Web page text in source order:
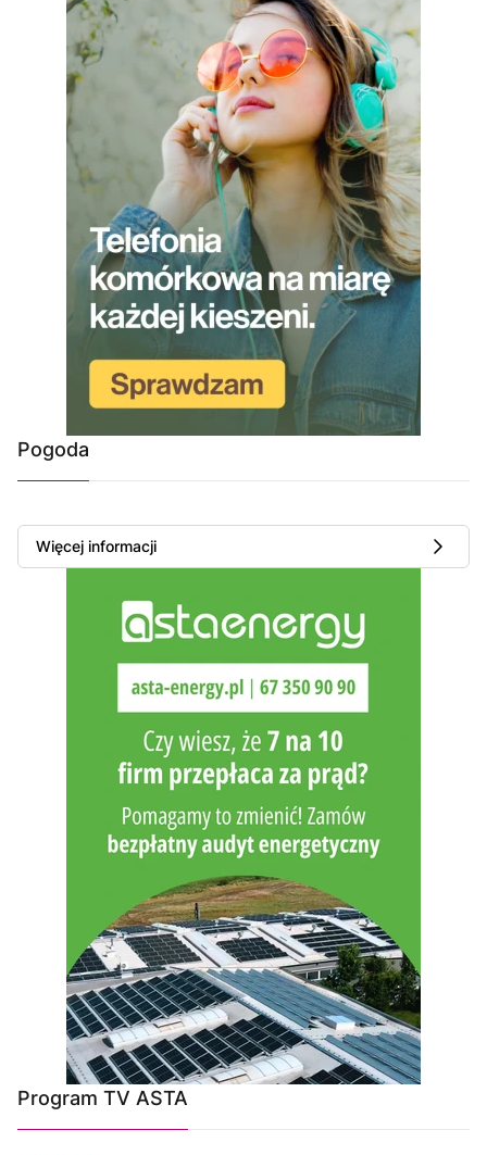
Pogoda
Więcej informacji
Program TV ASTA